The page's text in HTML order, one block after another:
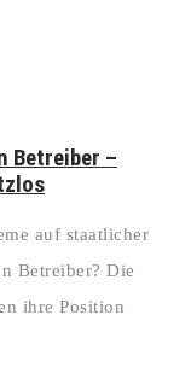
Betreiber –
auf staatlicher
Betreiber? Die
ihre Position